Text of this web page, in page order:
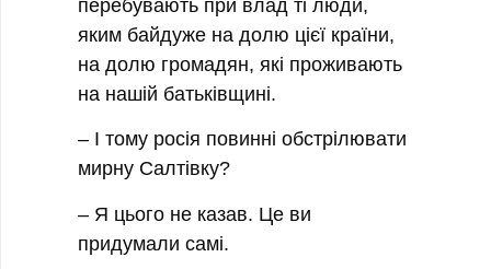
перебувають при влад ті люди,
яким байдуже на долю цієї країни,
на долю громадян, які проживають
на нашій батьківщині.
– І тому росія повинні обстрілювати
мирну Салтівку?
– Я цього не казав. Це ви
придумали самі.